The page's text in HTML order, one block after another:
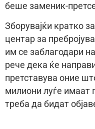
беше заменик-
Зборувајќи кратко
центар за
им се заблагодари
рече дека ќе
претставува оние
милиони луѓе имаат
треба да бидат